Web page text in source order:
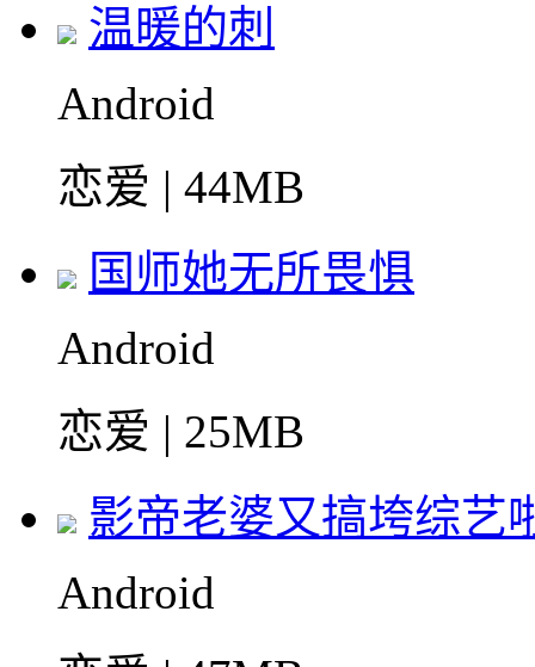
温暖的刺
Android
恋爱 | 44MB
国师她无所畏惧
Android
恋爱 | 25MB
影帝老婆又搞垮综艺
Android